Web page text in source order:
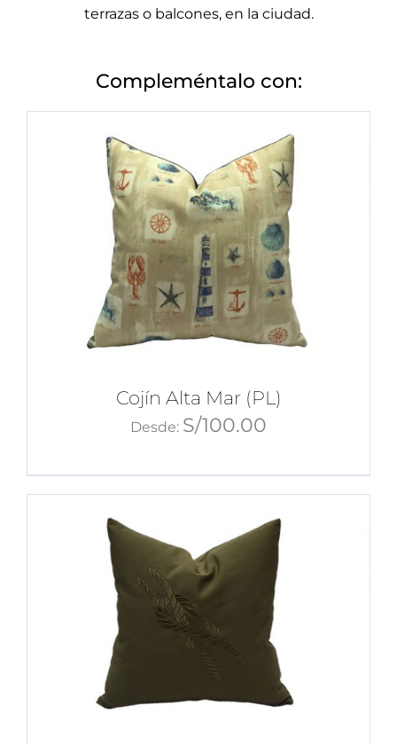
terrazas o balcones, en la ciudad.
Compleméntalo con:
Cojín Alta Mar (PL)
Desde: S/100.00